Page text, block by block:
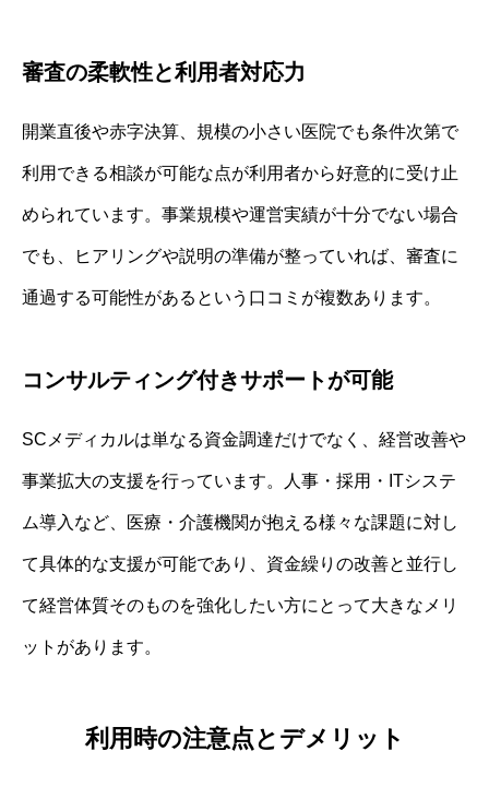
審査の柔軟性と利用者対応力
開業直後や赤字決算、規模の小さい医院でも条件次第で
利用できる相談が可能な点が利用者から好意的に受け止
められています。事業規模や運営実績が十分でない場合
でも、ヒアリングや説明の準備が整っていれば、審査に
通過する可能性があるという口コミが複数あります。
コンサルティング付きサポートが可能
SCメディカルは単なる資金調達だけでなく、経営改善や
事業拡大の支援を行っています。人事・採用・ITシステ
ム導入など、医療・介護機関が抱える様々な課題に対し
て具体的な支援が可能であり、資金繰りの改善と並行し
て経営体質そのものを強化したい方にとって大きなメリ
ットがあります。
利用時の注意点とデメリット